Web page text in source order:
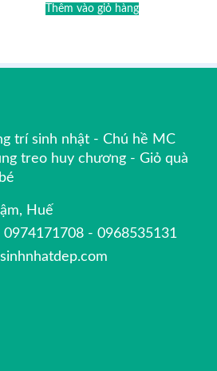
Thêm vào giỏ hàng
trí sinh nhật - Chú hề MC
treo huy chương - Giỏ quà
Huế
- 0968535131